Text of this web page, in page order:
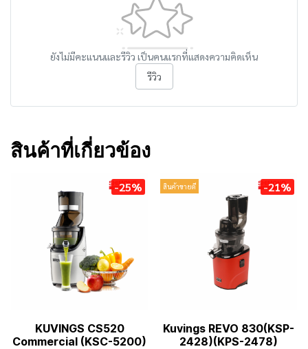
ยังไม่มีคะแนนและรีวิว เป็นคนแรกที่แสดงความคิดเห็น
รีวิว
สินค้าที่เกี่ยวข้อง
-25%
KUVINGS CS520
Commercial (KSC-5200)
สินค้าขายดี -21%
Kuvings REVO 830(KSP-
2428)(KPS-2478)